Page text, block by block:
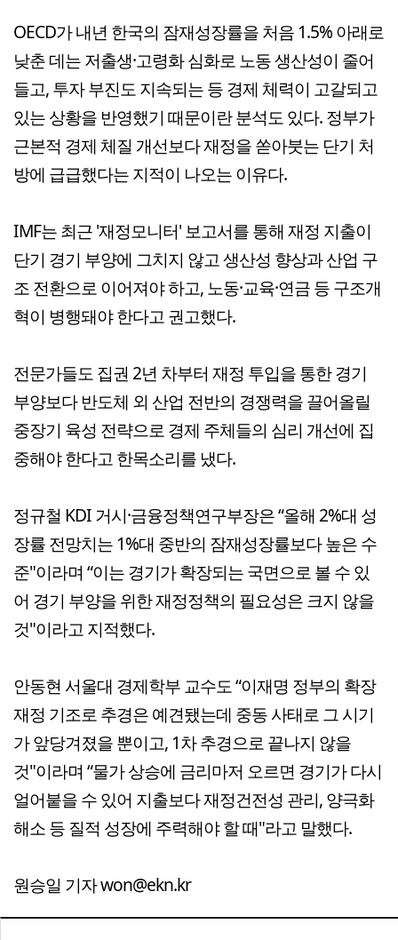
OECD가 내년 한국의 잠재성장률을 처음 1.5% 아래로
낮춘 데는 저출생·고령화 심화로 노동 생산성이 줄어
들고, 투자 부진도 지속되는 등 경제 체력이 고갈되고
있는 상황을 반영했기 때문이란 분석도 있다. 정부가
근본적 경제 체질 개선보다 재정을 쏟아붓는 단기 처
방에 급급했다는 지적이 나오는 이유다.
IMF는 최근 '재정모니터' 보고서를 통해 재정 지출이
단기 경기 부양에 그치지 않고 생산성 향상과 산업 구
조 전환으로 이어져야 하고, 노동·교육·연금 등 구조개
혁이 병행돼야 한다고 권고했다.
전문가들도 집권 2년 차부터 재정 투입을 통한 경기
부양보다 반도체 외 산업 전반의 경쟁력을 끌어올릴
중장기 육성 전략으로 경제 주체들의 심리 개선에 집
중해야 한다고 한목소리를 냈다.
정규철 KDI 거시·금융정책연구부장은 “올해 2%대 성
장률 전망치는 1%대 중반의 잠재성장률보다 높은 수
준"이라며 “이는 경기가 확장되는 국면으로 볼 수 있
어 경기 부양을 위한 재정정책의 필요성은 크지 않을
것"이라고 지적했다.
안동현 서울대 경제학부 교수도 “이재명 정부의 확장
재정 기조로 추경은 예견됐는데 중동 사태로 그 시기
가 앞당겨졌을 뿐이고, 1차 추경으로 끝나지 않을
것"이라며 “물가 상승에 금리마저 오르면 경기가 다시
얼어붙을 수 있어 지출보다 재정건전성 관리, 양극화
해소 등 질적 성장에 주력해야 할 때"라고 말했다.
원승일 기자 won@ekn.kr